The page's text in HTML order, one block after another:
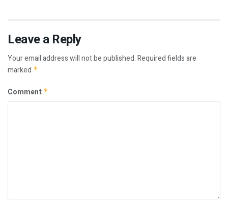
Leave a Reply
Your email address will not be published.Required fields are
marked *
Comment *